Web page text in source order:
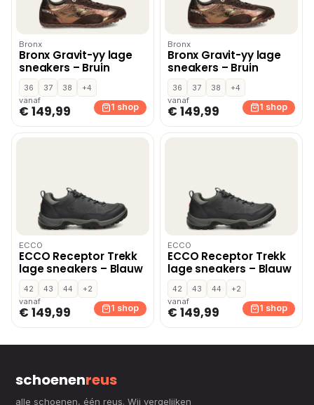
Bronx
Bronx Gravit-yy lage
sneakers – Bruin
36 37 38
+4
vanaf
€ 149,99 1 shop
Bronx
Bronx Gravit-yy lage
sneakers – Bruin
36 37 38
+4
vanaf
€ 149,99 1 shop
ECCO
ECCO Receptor Trekk
lage sneakers – Blauw
42 43 44
+2
vanaf
€ 149,99 1 shop
ECCO
ECCO Receptor Trekk
lage sneakers – Blauw
42 43 44
+2
vanaf
€ 149,99 1 shop
schoenenreus
alle schoenen, één reus. Wij vergelijken